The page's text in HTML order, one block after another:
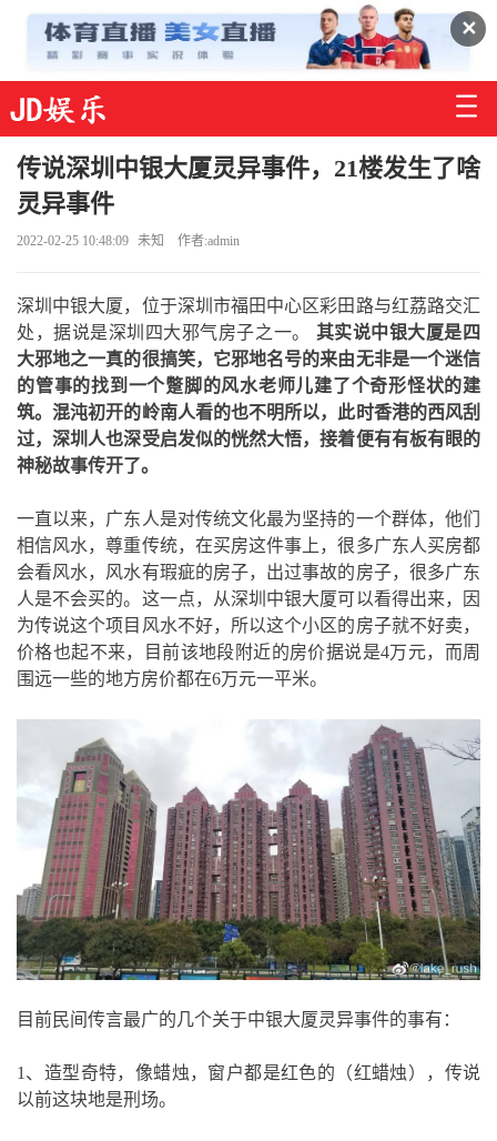
✕
传说深圳中银大厦灵异事件，21楼发生了啥
灵异事件
2022-02-25 10:48:09 未知 作者:admin
深圳中银大厦，位于深圳市福田中心区彩田路与红荔路交汇
处，据说是深圳四大邪气房子之一。 ​其实说中银大厦是四
大邪地之一真的很搞笑，它邪地名号的来由无非是一个迷信
的管事的找到一个蹩脚的风水老师儿建了个奇形怪状的建
筑。混沌初开的岭南人看的也不明所以，此时香港的西风刮
过，深圳人也深受启发似的恍然大悟，接着便有有板有眼的
神秘故事传开了。
一直以来，广东人是对传统文化最为坚持的一个群体，他们
相信风水，尊重传统，在买房这件事上，很多广东人买房都
会看风水，风水有瑕疵的房子，出过事故的房子，很多广东
人是不会买的。这一点，从深圳中银大厦可以看得出来，因
为传说这个项目风水不好，所以这个小区的房子就不好卖，
价格也起不来，目前该地段附近的房价据说是4万元，而周
围远一些的地方房价都在6万元一平米。
目前民间传言最广的几个关于中银大厦灵异事件的事有：
1、造型奇特，像蜡烛，窗户都是红色的（红蜡烛），传说
以前这块地是刑场。